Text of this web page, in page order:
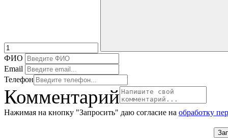
ФИО
Email
Телефон
Комментарий
Нажимая на кнопку "Запросить" даю согласие на обработку